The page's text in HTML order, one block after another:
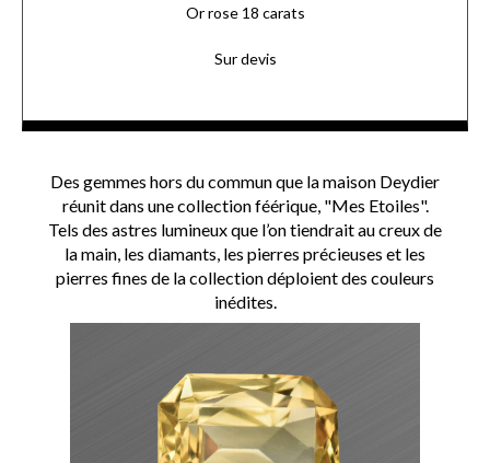
Or rose 18 carats
Sur devis
ACCÉDER AUX DÉTAILS
COMMANDER
Des gemmes hors du commun que la maison Deydier
réunit dans une collection féérique, "Mes Etoiles".
Tels des astres lumineux que l’on tiendrait au creux de
la main, les diamants, les pierres précieuses et les
pierres fines de la collection déploient des couleurs
inédites.